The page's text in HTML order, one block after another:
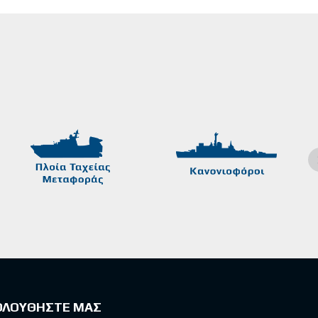
ΜΑΣ